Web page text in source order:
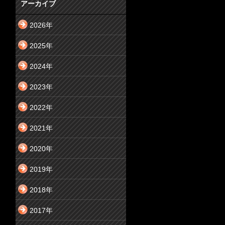
アーカイブ
2026年
2025年
2024年
2023年
2022年
2021年
2020年
2019年
2018年
2017年